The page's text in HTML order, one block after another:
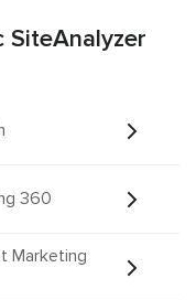
SiteAnalyzer
360
Marketing